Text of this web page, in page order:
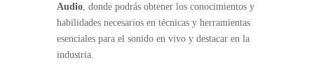
Audio, donde podrás obtener los conocimientos y
habilidades necesarios en técnicas y herramientas
esenciales para el sonido en vivo y destacar en la
industria.